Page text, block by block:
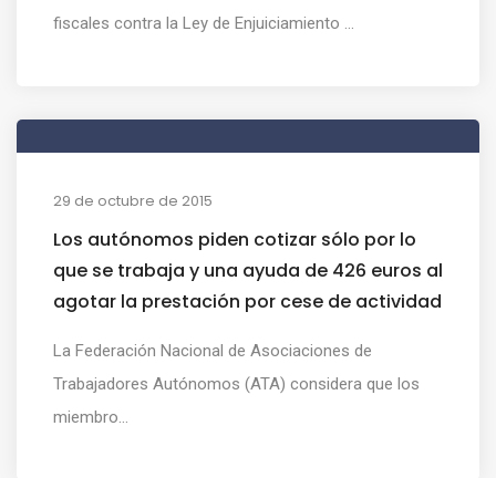
fiscales contra la Ley de Enjuiciamiento ...
29 de octubre de 2015
Los autónomos piden cotizar sólo por lo
que se trabaja y una ayuda de 426 euros al
agotar la prestación por cese de actividad
La Federación Nacional de Asociaciones de
Trabajadores Autónomos (ATA) considera que los
miembro...